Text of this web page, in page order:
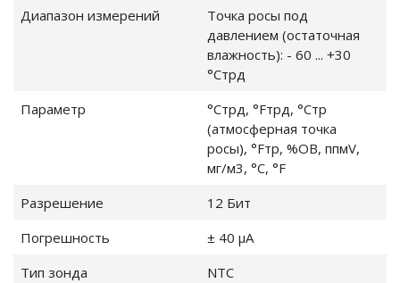
давления
Диапазон измерений
Точка росы под
давлением (остаточная
влажность): - 60 ... +30
°Cтрд
Параметр
°Cтрд, °Fтрд, °Cтр
(атмосферная точка
росы), °Fтр, %ОВ, ппмV,
мг/м3, °C, °F
Разрешение
12 Бит
Погрешность
± 40 μA
Тип зонда
NTC